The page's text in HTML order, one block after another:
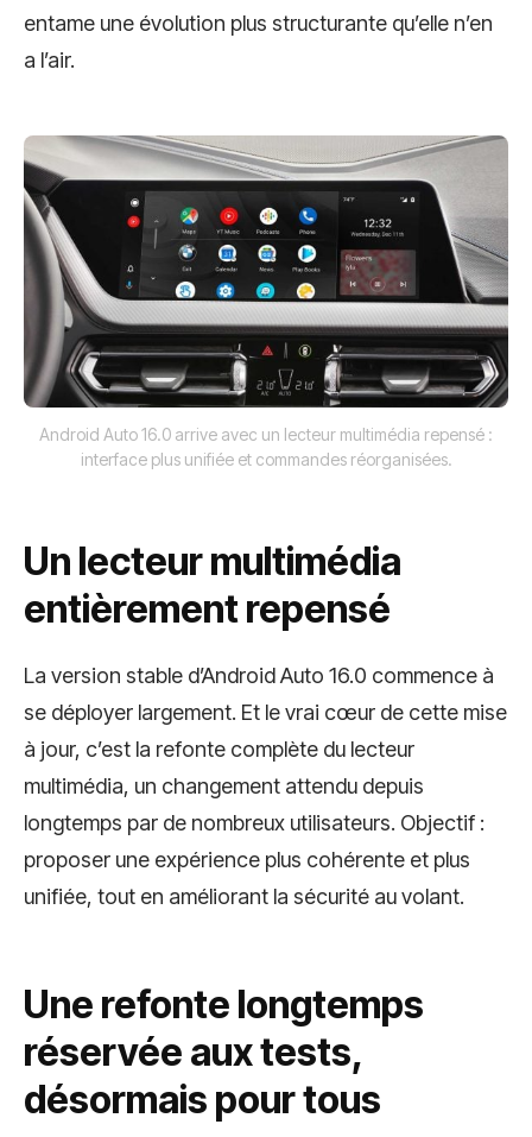
entame une évolution plus structurante qu’elle n’en
a l’air.
Android Auto 16.0 arrive avec un lecteur multimédia repensé :
interface plus unifiée et commandes réorganisées.
Un lecteur multimédia
entièrement repensé
La version stable d’Android Auto 16.0 commence à
se déployer largement. Et le vrai cœur de cette mise
à jour, c’est la refonte complète du lecteur
multimédia, un changement attendu depuis
longtemps par de nombreux utilisateurs. Objectif :
proposer une expérience plus cohérente et plus
unifiée, tout en améliorant la sécurité au volant.
Une refonte longtemps
réservée aux tests,
désormais pour tous